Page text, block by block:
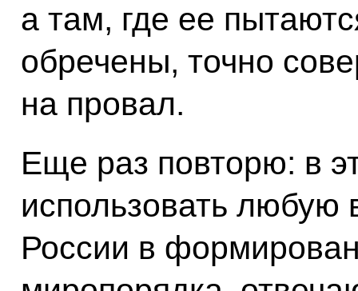
а там, где ее
обречены, точно
на провал.
Еще раз повторю: в
использовать любую
России в